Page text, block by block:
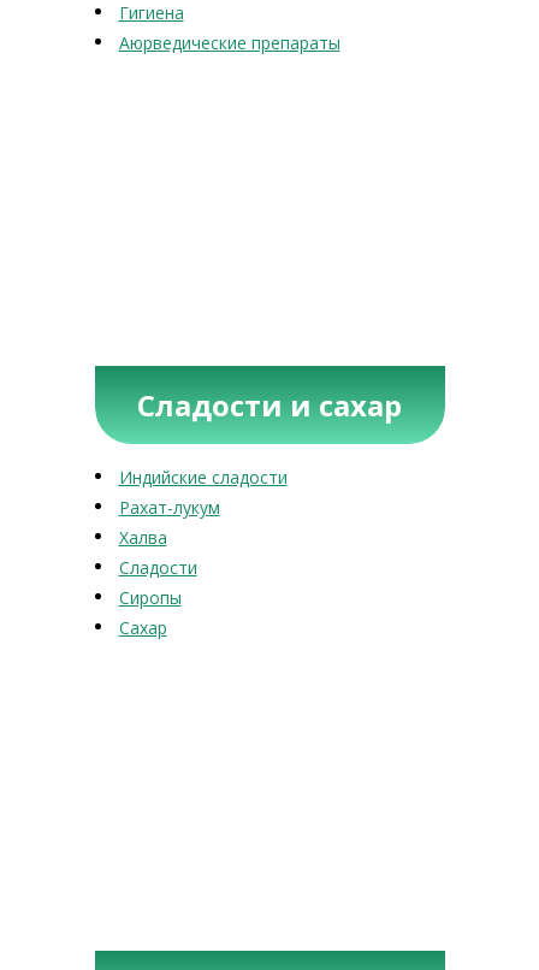
Гигиена
Аюрведические препараты
Сладости и сахар
Индийские сладости
Рахат-лукум
Халва
Сладости
Сиропы
Сахар